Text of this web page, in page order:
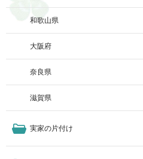
和歌山県
大阪府
奈良県
滋賀県
実家の片付け